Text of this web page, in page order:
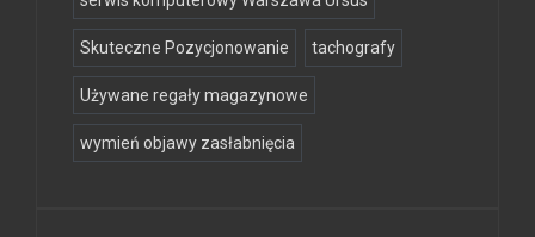
Skuteczne Pozycjonowanie tachografy
Używane regały magazynowe
wymień objawy zasłabnięcia